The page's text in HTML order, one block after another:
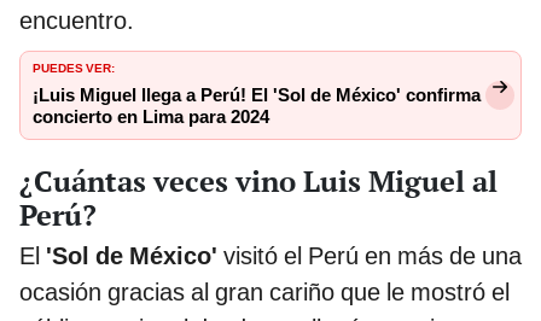
encuentro.
PUEDES VER:
¡Luis Miguel llega a Perú! El 'Sol de México' confirma
concierto en Lima para 2024
¿Cuántas veces vino Luis Miguel al
Perú?
El 'Sol de México' visitó el Perú en más de una
ocasión gracias al gran cariño que le mostró el